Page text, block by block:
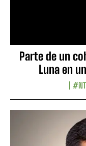
Parte de un
Luna en